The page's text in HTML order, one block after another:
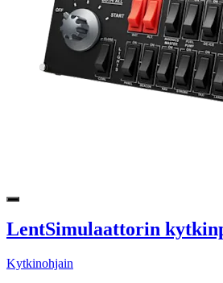
LentSimulaattorin
Kytkinohjain